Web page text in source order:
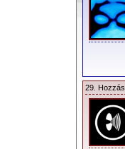
29.